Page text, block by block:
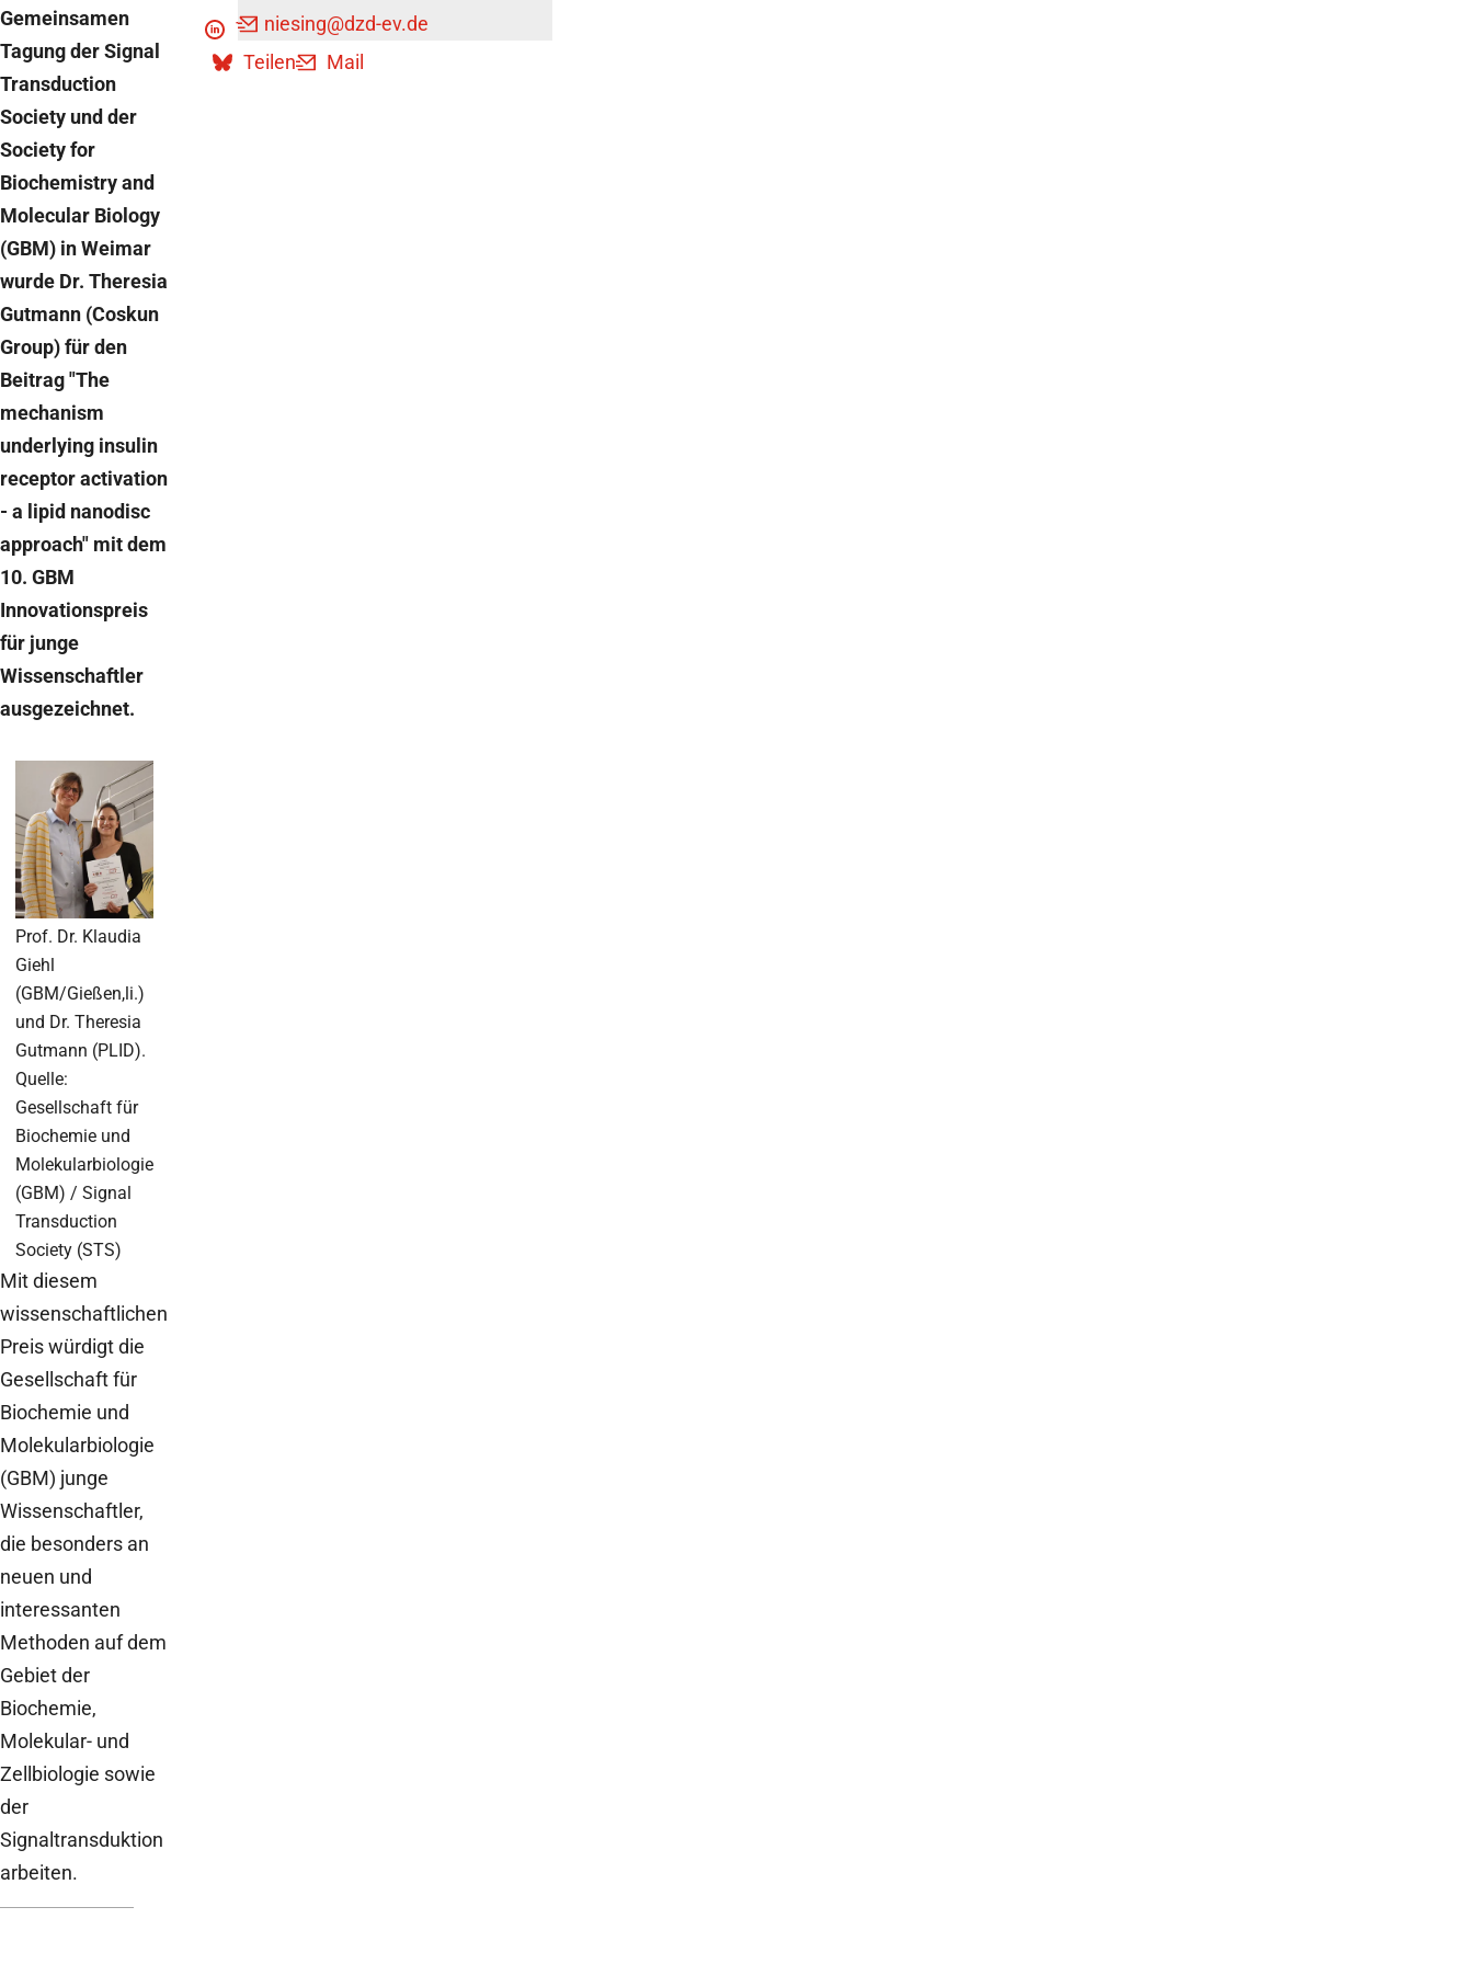
Gemeinsamen
Tagung der Signal
Transduction
Society und der
Society for
Biochemistry and
Molecular Biology
(GBM) in Weimar
wurde Dr. Theresia
Gutmann (Coskun
Group) für den
Beitrag "The
mechanism
underlying insulin
receptor activation
- a lipid nanodisc
approach" mit dem
10. GBM
Innovationspreis
für junge
Wissenschaftler
ausgezeichnet.
Prof. Dr. Klaudia
Giehl
(GBM/Gießen,li.)
und Dr. Theresia
Gutmann (PLID).
Quelle:
Gesellschaft für
Biochemie und
Molekularbiologie
(GBM) / Signal
Transduction
Society (STS)
Mit diesem
wissenschaftlichen
Preis würdigt die
Gesellschaft für
Biochemie und
Molekularbiologie
(GBM) junge
Wissenschaftler,
die besonders an
neuen und
interessanten
Methoden auf dem
Gebiet der
Biochemie,
Molekular- und
Zellbiologie sowie
der
Signaltransduktion
arbeiten.
Teilen
Teilen
Teilen
Mail
niesing@dzd-ev.de